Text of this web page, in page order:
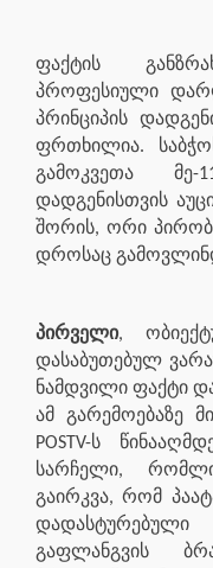
ფაქტის
პროფესიული
პრინციპის
ფრთხილია.
გამოკვეთა მე-
დადგენისთვის
შორის, ორი
დროსაც
პირველი,
დასაბუთებულ
ნამდვილი ფაქტი
ამ გარემოებაზე
POSTV-ს
სარჩელი,
გაირკვა, რომ
გაფლანგვის